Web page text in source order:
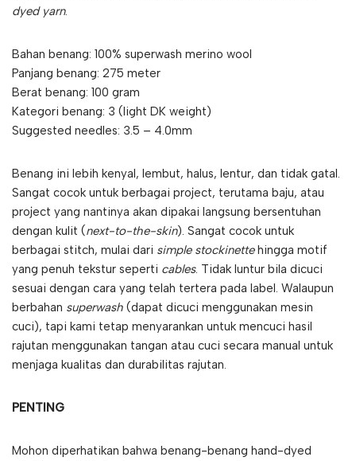
dyed yarn.
Bahan benang: 100% superwash merino wool
Panjang benang: 275 meter
Berat benang: 100 gram
Kategori benang: 3 (light DK weight)
Suggested needles: 3.5 – 4.0mm
Benang ini lebih kenyal, lembut, halus, lentur, dan tidak gatal.
Sangat cocok untuk berbagai project, terutama baju, atau
project yang nantinya akan dipakai langsung bersentuhan
dengan kulit (next-to-the-skin). Sangat cocok untuk
berbagai stitch, mulai dari simple stockinettehingga motif
yang penuh tekstur seperti cables. Tidak luntur bila dicuci
sesuai dengan cara yang telah tertera pada label. Walaupun
berbahan superwash (dapat dicuci menggunakan mesin
cuci), tapi kami tetap menyarankan untuk mencuci hasil
rajutan menggunakan tangan atau cuci secara manual untuk
menjaga kualitas dan durabilitas rajutan.
PENTING
Mohon diperhatikan bahwa benang-benang hand-dyed